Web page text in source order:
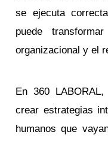
se ejecuta
puede
organizacional y el
En 360
crear estrategias
humanos que